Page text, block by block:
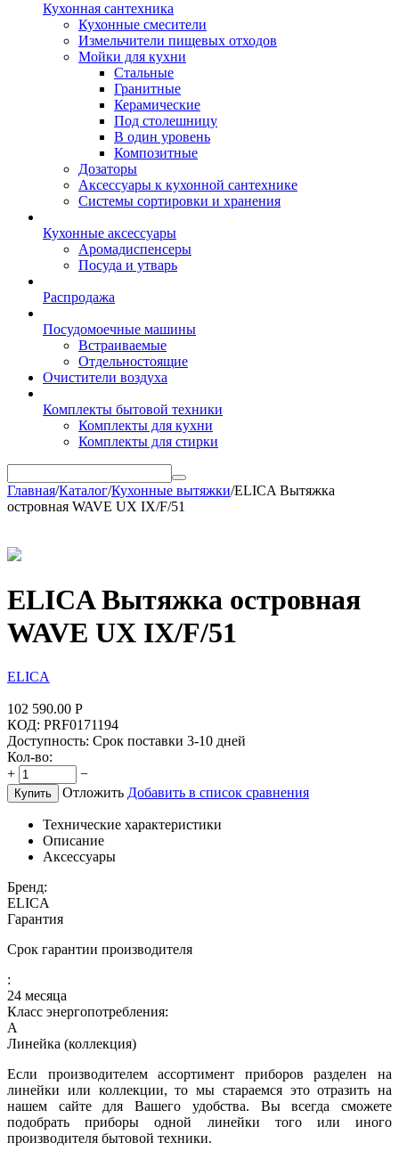
Кухонная сантехника
Кухонные смесители
Измельчители пищевых отходов
Мойки для кухни
Стальные
Гранитные
Керамические
Под столешницу
В один уровень
Композитные
Дозаторы
Аксессуары к кухонной сантехнике
Системы сортировки и хранения
Кухонные аксессуары
Аромадиспенсеры
Посуда и утварь
Распродажа
Посудомоечные машины
Встраиваемые
Отдельностоящие
Очистители воздуха
Комплекты бытовой техники
Комплекты для кухни
Комплекты для стирки
Главная/Каталог/Кухонные вытяжки/ELICA Вытяжка
островная WAVE UX IX/F/51
ELICA Вытяжка островная
WAVE UX IX/F/51
ELICA
102 590.00 Р
КОД: PRF0171194
Доступность: Срок поставки 3-10 дней
Кол-во:
+
−
Купить Отложить Добавить в список сравнения
Технические характеристики
Описание
Аксессуары
Бренд:
ELICA
Гарантия
Срок гарантии производителя
:
24 месяца
Класс энергопотребления:
A
Линейка (коллекция)
Если производителем ассортимент приборов разделен на
линейки или коллекции, то мы стараемся это отразить на
нашем сайте для Вашего удобства. Вы всегда сможете
подобрать приборы одной линейки того или иного
производителя бытовой техники.